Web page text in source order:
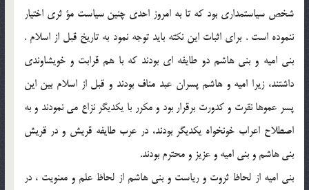
شخص سياستمدارى بود كه تا به امروز احدى چنين سياست مؤ ثرى اختيار
ننموده است . براى اثبات اين نكته بايد توجه نمود به تاريخ قبل از اسلام .
بنى اميه و بنى هاشم دو طايفه اى بودند كه با هم قرابت و خويشاوندى
داشتند، زيرا اميه و هاشم پسران عبد مناف بودند و قبل از اسلام بين اين
پسر عموها نقرت و كدورت برقرار بود و مكرر با يكديگر نزاع مى نمودند و به
اصطلاح اعراب خونخواه يكديگر بودند، در عرب طايفه قريش و در قريش
بنى هاشم و بنى اميه و عزيز و محترم بودند.
بنى اميه از لحاظ ثروت و رياست و بنى هاشم از لحاظ علم و معنويت ، در